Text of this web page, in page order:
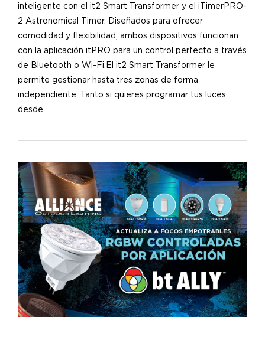
inteligente con el it2 Smart Transformer y el iTimerPRO-
2 Astronomical Timer. Diseñados para ofrecer
comodidad y flexibilidad, ambos dispositivos funcionan
con la aplicación itPRO para un control perfecto a través
de Bluetooth o Wi-Fi.El it2 Smart Transformer le
permite gestionar hasta tres zonas de forma
independiente. Tanto si quieres programar tus luces
desde